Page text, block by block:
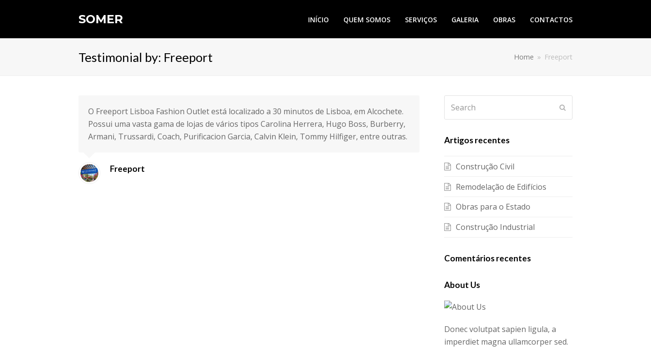
SOMER INÍCIO QUEM SOMOS SERVIÇOS GALERIA OBRAS CONTACTOS
Testimonial by: Freeport Home » Freeport
O Freeport Lisboa Fashion Outlet está localizado a 30 minutos de Lisboa, em Alcochete.
Possui uma vasta gama de lojas de vários tipos Carolina Herrera, Hugo Boss, Burberry,
Armani, Trussardi, Coach, Purificacion Garcia, Calvin Klein, Tommy Hilfiger, entre outras.
Freeport
Artigos recentes
Construção Civil
Remodelação de Edifícios
Obras para o Estado
Construção Industrial
Comentários recentes
About Us
Donec volutpat sapien ligula, a
imperdiet magna ullamcorper sed.